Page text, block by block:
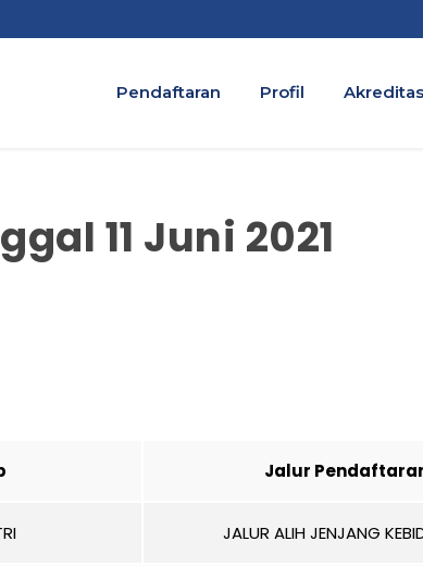
Pendaftaran Profil
11 Juni 2021
Jalur
JALUR ALIH JENJANG